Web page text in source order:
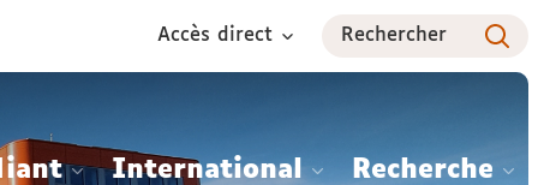
Accès direct Rechercher
International
Recherche